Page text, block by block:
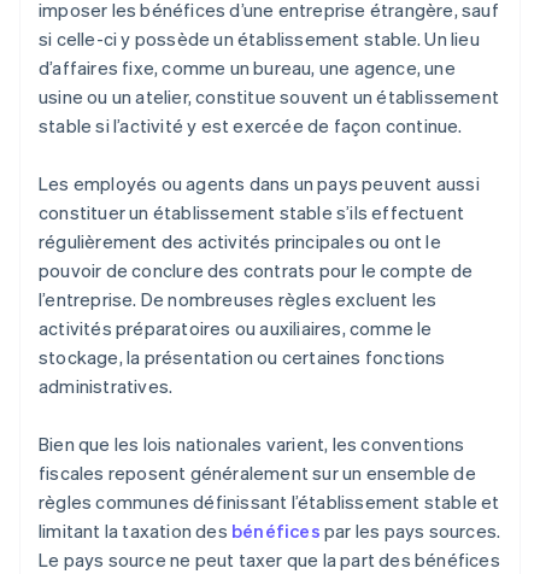
imposer les bénéfices d’une entreprise étrangère, sauf
si celle-ci y possède un établissement stable. Un lieu
d’affaires fixe, comme un bureau, une agence, une
usine ou un atelier, constitue souvent un établissement
stable si l’activité y est exercée de façon continue.
Les employés ou agents dans un pays peuvent aussi
constituer un établissement stable s’ils effectuent
régulièrement des activités principales ou ont le
pouvoir de conclure des contrats pour le compte de
l’entreprise. De nombreuses règles excluent les
activités préparatoires ou auxiliaires, comme le
stockage, la présentation ou certaines fonctions
administratives.
Bien que les lois nationales varient, les conventions
fiscales reposent généralement sur un ensemble de
règles communes définissant l’établissement stable et
limitant la taxation des bénéfices par les pays sources.
Le pays source ne peut taxer que la part des bénéfices